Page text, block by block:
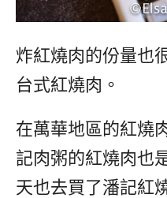
炸紅燒肉的份量也
台式紅燒肉。
在萬華地區的紅燒
記肉粥的紅燒肉也
天也去買了潘記紅